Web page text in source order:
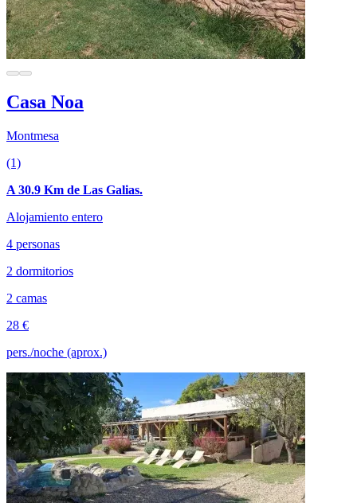
Casa Noa
Montmesa
(1)
A 30.9 Km de Las Galias.
Alojamiento entero
4 personas
2 dormitorios
2 camas
28 €
pers./noche (aprox.)